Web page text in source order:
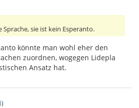
Sprache, sie ist kein Esperanto.
könnte man wohl eher den
zuordnen, wogegen Lidepla
Ansatz hat.
)